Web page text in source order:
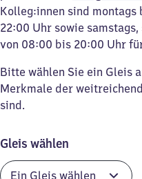
Kolleg:innen sind
22:00 Uhr sowie
von 08:00 bis 20:00 Uhr
Bitte wählen Sie ein Gleis
Merkmale der
sind.
Gleis wählen